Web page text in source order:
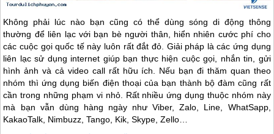
Không phải lúc nào bạn cũng có thể dùng sóng di động thông
thường để liên lạc với bạn bè người thân, hiển nhiên cước phí cho
các cuộc gọi quốc tế này luôn rất đắt đỏ. Giải pháp là các ứng dụng
liên lạc sử dụng internet giúp bạn thực hiện cuộc gọi, nhắn tin, gửi
hình ảnh và cả video call rất hữu ích. Nếu bạn đi thăm quan theo
nhóm thì ứng dụng biến điện thoại của bạn thành bộ đàm cũng rất
cần trong những phạm vi nhỏ. Rất nhiều ứng dụng thuộc nhóm này
mà bạn vẫn dùng hàng ngày như Viber, Zalo, Line, WhatSapp,
KakaoTalk, Nimbuzz, Tango, Kik, Skype, Zello…